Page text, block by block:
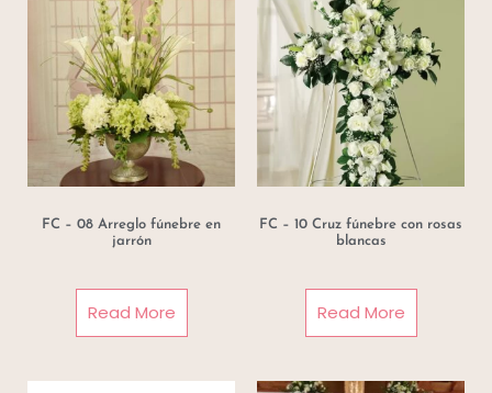
FC – 08 Arreglo fúnebre en
jarrón
Read More
FC – 10 Cruz fúnebre con rosas
blancas
Read More